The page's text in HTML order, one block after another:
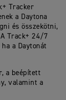
Tracker
a Daytona
és összekötni,
Track+ 24/7
a Daytonát
a beépített
valamint a